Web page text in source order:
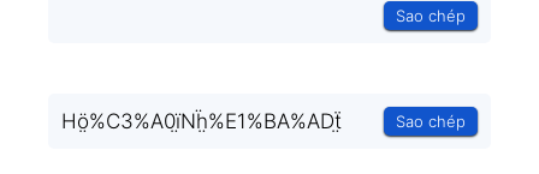
Sao chép
Hö̤%C3%A0ï̤Nḧ̤%E1%BA%ADẗ̤ Sao chép